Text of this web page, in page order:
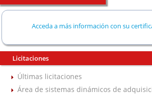
Acceda a más información con su
Licitaciones
Últimas licitaciones
Área de sistemas dinámicos de